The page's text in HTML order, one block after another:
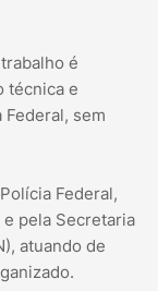
é
técnica e
sem
Federal,
pela Secretaria
atuando de